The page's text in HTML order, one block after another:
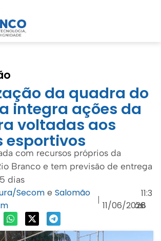
da quadra do
integra ações da
voltadas aos
esportivos
com recursos próprios da
Branco e tem previsão de entrega
dias
Secom e Salomão
|
11/06/2026
às
11:3
8